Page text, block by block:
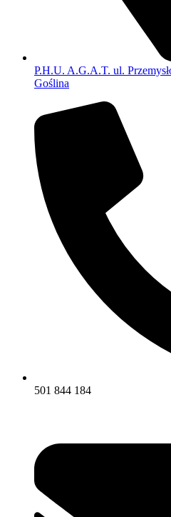
P.H.U. A.G.A.T. ul.
Goślina
501 844 184